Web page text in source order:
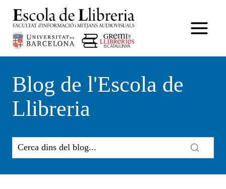
contingut
Blog de l'Escola de
Llibreria